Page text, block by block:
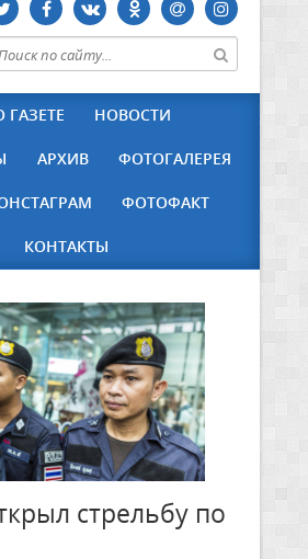
ГАЗЕТЕ НОВОСТИ
АРХИВ ФОТОГАЛЕРЕЯ
ФОТОФАКТ
КОНТАКТЫ
стрельбу по